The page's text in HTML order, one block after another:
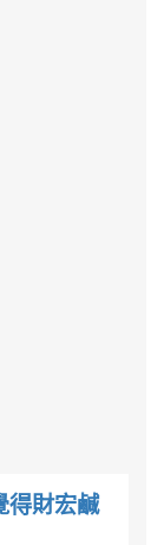
得財宏鹹